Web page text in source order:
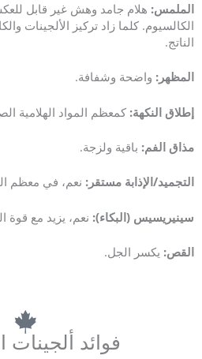
الملمس: هلام جامد وهش غير قابل
الكالسيوم. كلما زاد تركيز الألجينات
الناتج.
المظهر: واضحة وشفافة.
إطلاق النكهة: كمعظم المواد الهلامية
مذاق الفم: باقية ولزجة.
التجميد/الإذابة مستقر: نعم، في معظم
سينيريسيس (البكاء): نعم، يزيد مع قوة
القص: يكسر الجل.
فوائد ألجينات